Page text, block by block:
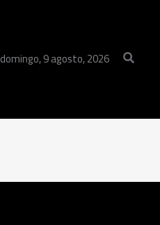
domingo, 9 agosto, 2026
Buscar